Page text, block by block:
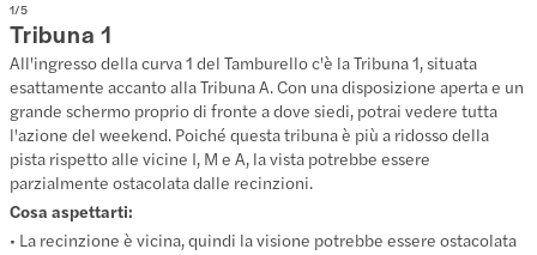
1/5
Tribuna 1
All'ingresso della curva 1 del Tamburello c'è la Tribuna 1, situata
esattamente accanto alla Tribuna A. Con una disposizione aperta e un
grande schermo proprio di fronte a dove siedi, potrai vedere tutta
l'azione del weekend. Poiché questa tribuna è più a ridosso della
pista rispetto alle vicine I, M e A, la vista potrebbe essere
parzialmente ostacolata dalle recinzioni.
Cosa aspettarti:
• La recinzione è vicina, quindi la visione potrebbe essere ostacolata